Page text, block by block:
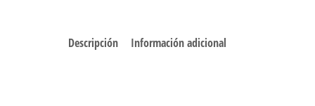
Descripción Información adicional